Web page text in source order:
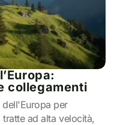
collegamenti
per
ad alta velocità,